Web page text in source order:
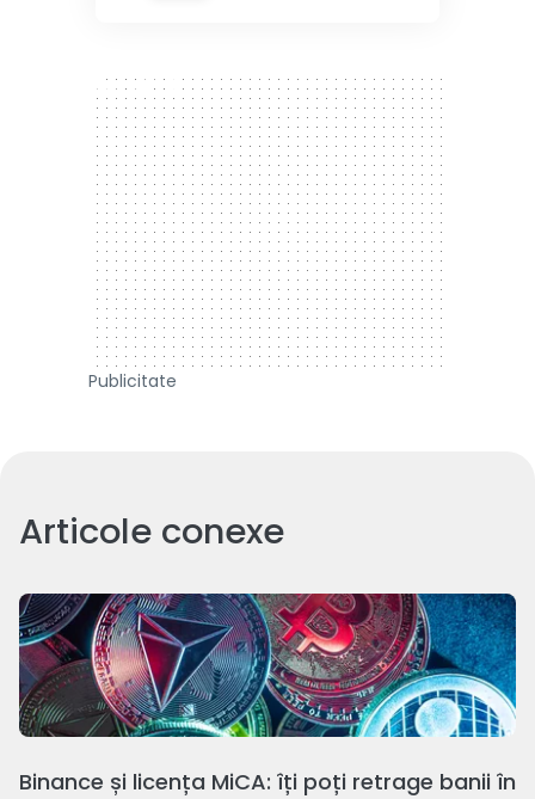
300 x 250
Publicitate
Articole conexe
Binance și licența MiCA: îți poți retrage banii în